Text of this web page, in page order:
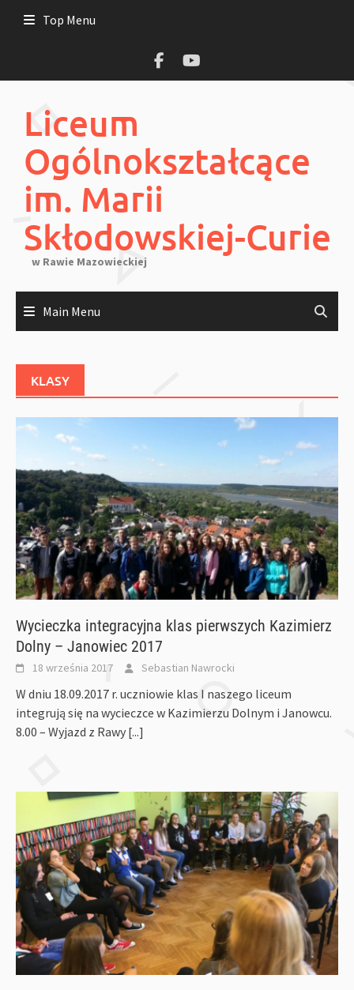
Top Menu
Liceum
Ogólnokształcące
im. Marii
Skłodowskiej-Curie
w Rawie Mazowieckiej
Main Menu
KLASY
Wycieczka integracyjna klas pierwszych Kazimierz
Dolny – Janowiec 2017
18 września 2017 Sebastian Nawrocki
W dniu 18.09.2017 r. uczniowie klas I naszego liceum
integrują się na wycieczce w Kazimierzu Dolnym i Janowcu.
8.00 – Wyjazd z Rawy [...]